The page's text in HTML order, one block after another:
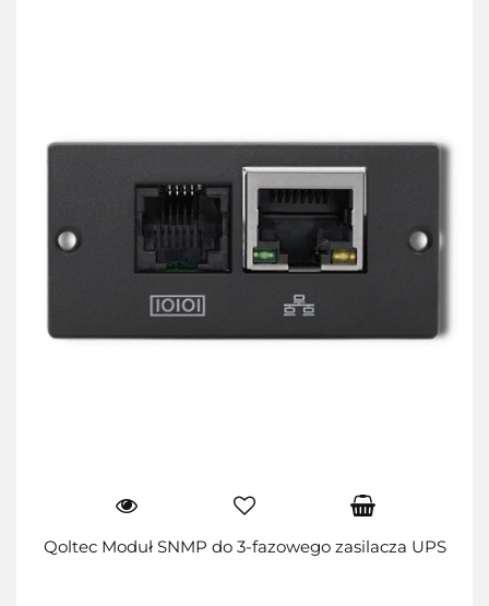
Qoltec Moduł SNMP do 3-fazowego zasilacza UPS